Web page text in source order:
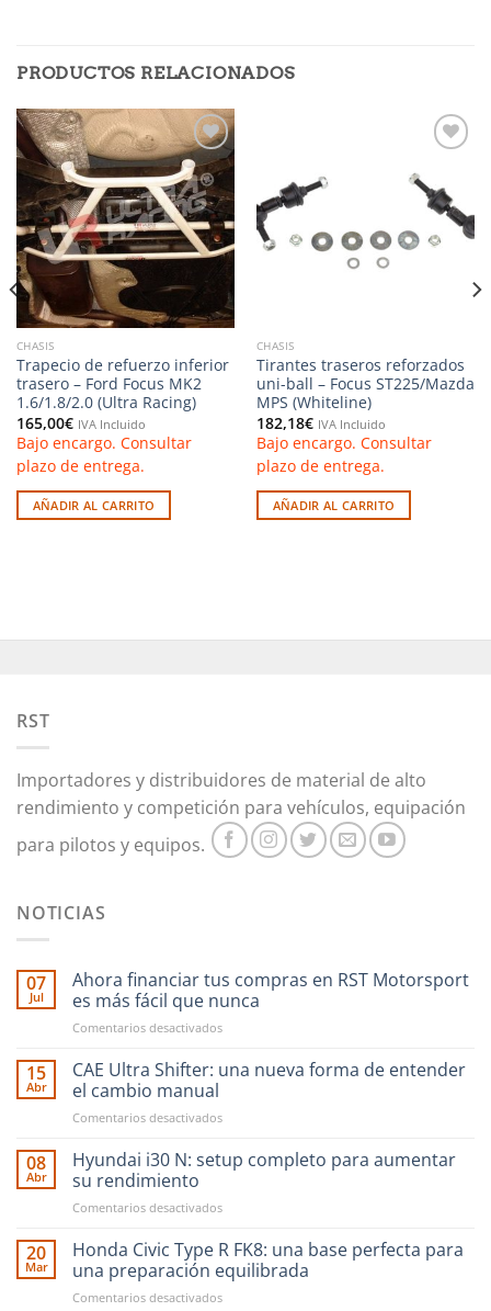
PRODUCTOS RELACIONADOS
Añadir
a la
lista de
deseos
CHASIS
Trapecio de refuerzo inferior
trasero – Ford Focus MK2
1.6/1.8/2.0 (Ultra Racing)
165,00€ IVA Incluido
Bajo encargo. Consultar
plazo de entrega.
AÑADIR AL CARRITO
lista de
deseos
CHASIS
Tirantes traseros reforzados
uni-ball – Focus ST225/Mazda
MPS (Whiteline)
182,18€ IVA Incluido
Bajo encargo. Consultar
plazo de entrega.
AÑADIR AL CARRITO
RST
Importadores y distribuidores de material de alto
rendimiento y competición para vehículos, equipación
para pilotos y equipos.
NOTICIAS
07
Jul
Ahora financiar tus compras en RST Motorsport
es más fácil que nunca
Comentarios desactivadosen
financiar
en
Motorsport
fácil
nunca
15
Abr
CAE Ultra Shifter: una nueva forma de entender
el cambio manual
Comentarios desactivadosen
Ultra
Shifter:
nueva
de
entender
cambio
08
Abr
Hyundai i30 N: setup completo para aumentar
su rendimiento
Comentarios desactivadosen
i30
setup
completo
20
Mar
Honda Civic Type R FK8: una base perfecta para
una preparación equilibrada
Comentarios desactivadosen